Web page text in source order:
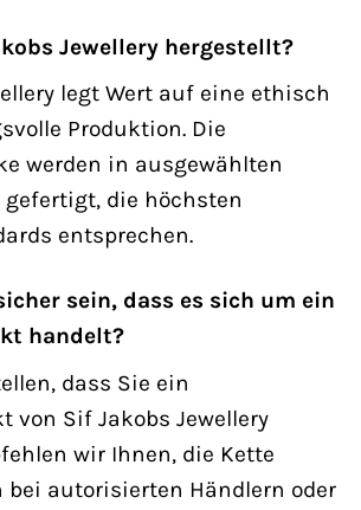
Jewellery hergestellt?
legt Wert auf eine ethisch
Produktion. Die
werden in ausgewählten
die höchsten
entsprechen.
sein, dass es sich um ein
handelt?
dass Sie ein
von Sif Jakobs Jewellery
wir Ihnen, die Kette
autorisierten Händlern oder